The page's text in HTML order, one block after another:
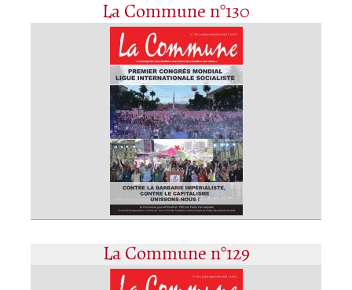
La Commune n°130
La Commune n°129